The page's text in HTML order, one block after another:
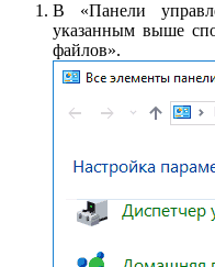
В «Панели
указанным выше
файлов».